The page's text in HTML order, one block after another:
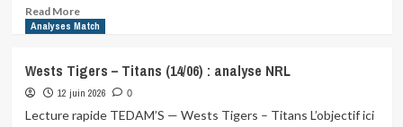
NRL
Read MoreRead
more
South
Wales
Analyses Match
Wests Tigers – Titans (14/06) : analyse NRL
12 juin 2026 0
Lecture rapide TEDAM’S — Wests Tigers – Titans L’objectif ici